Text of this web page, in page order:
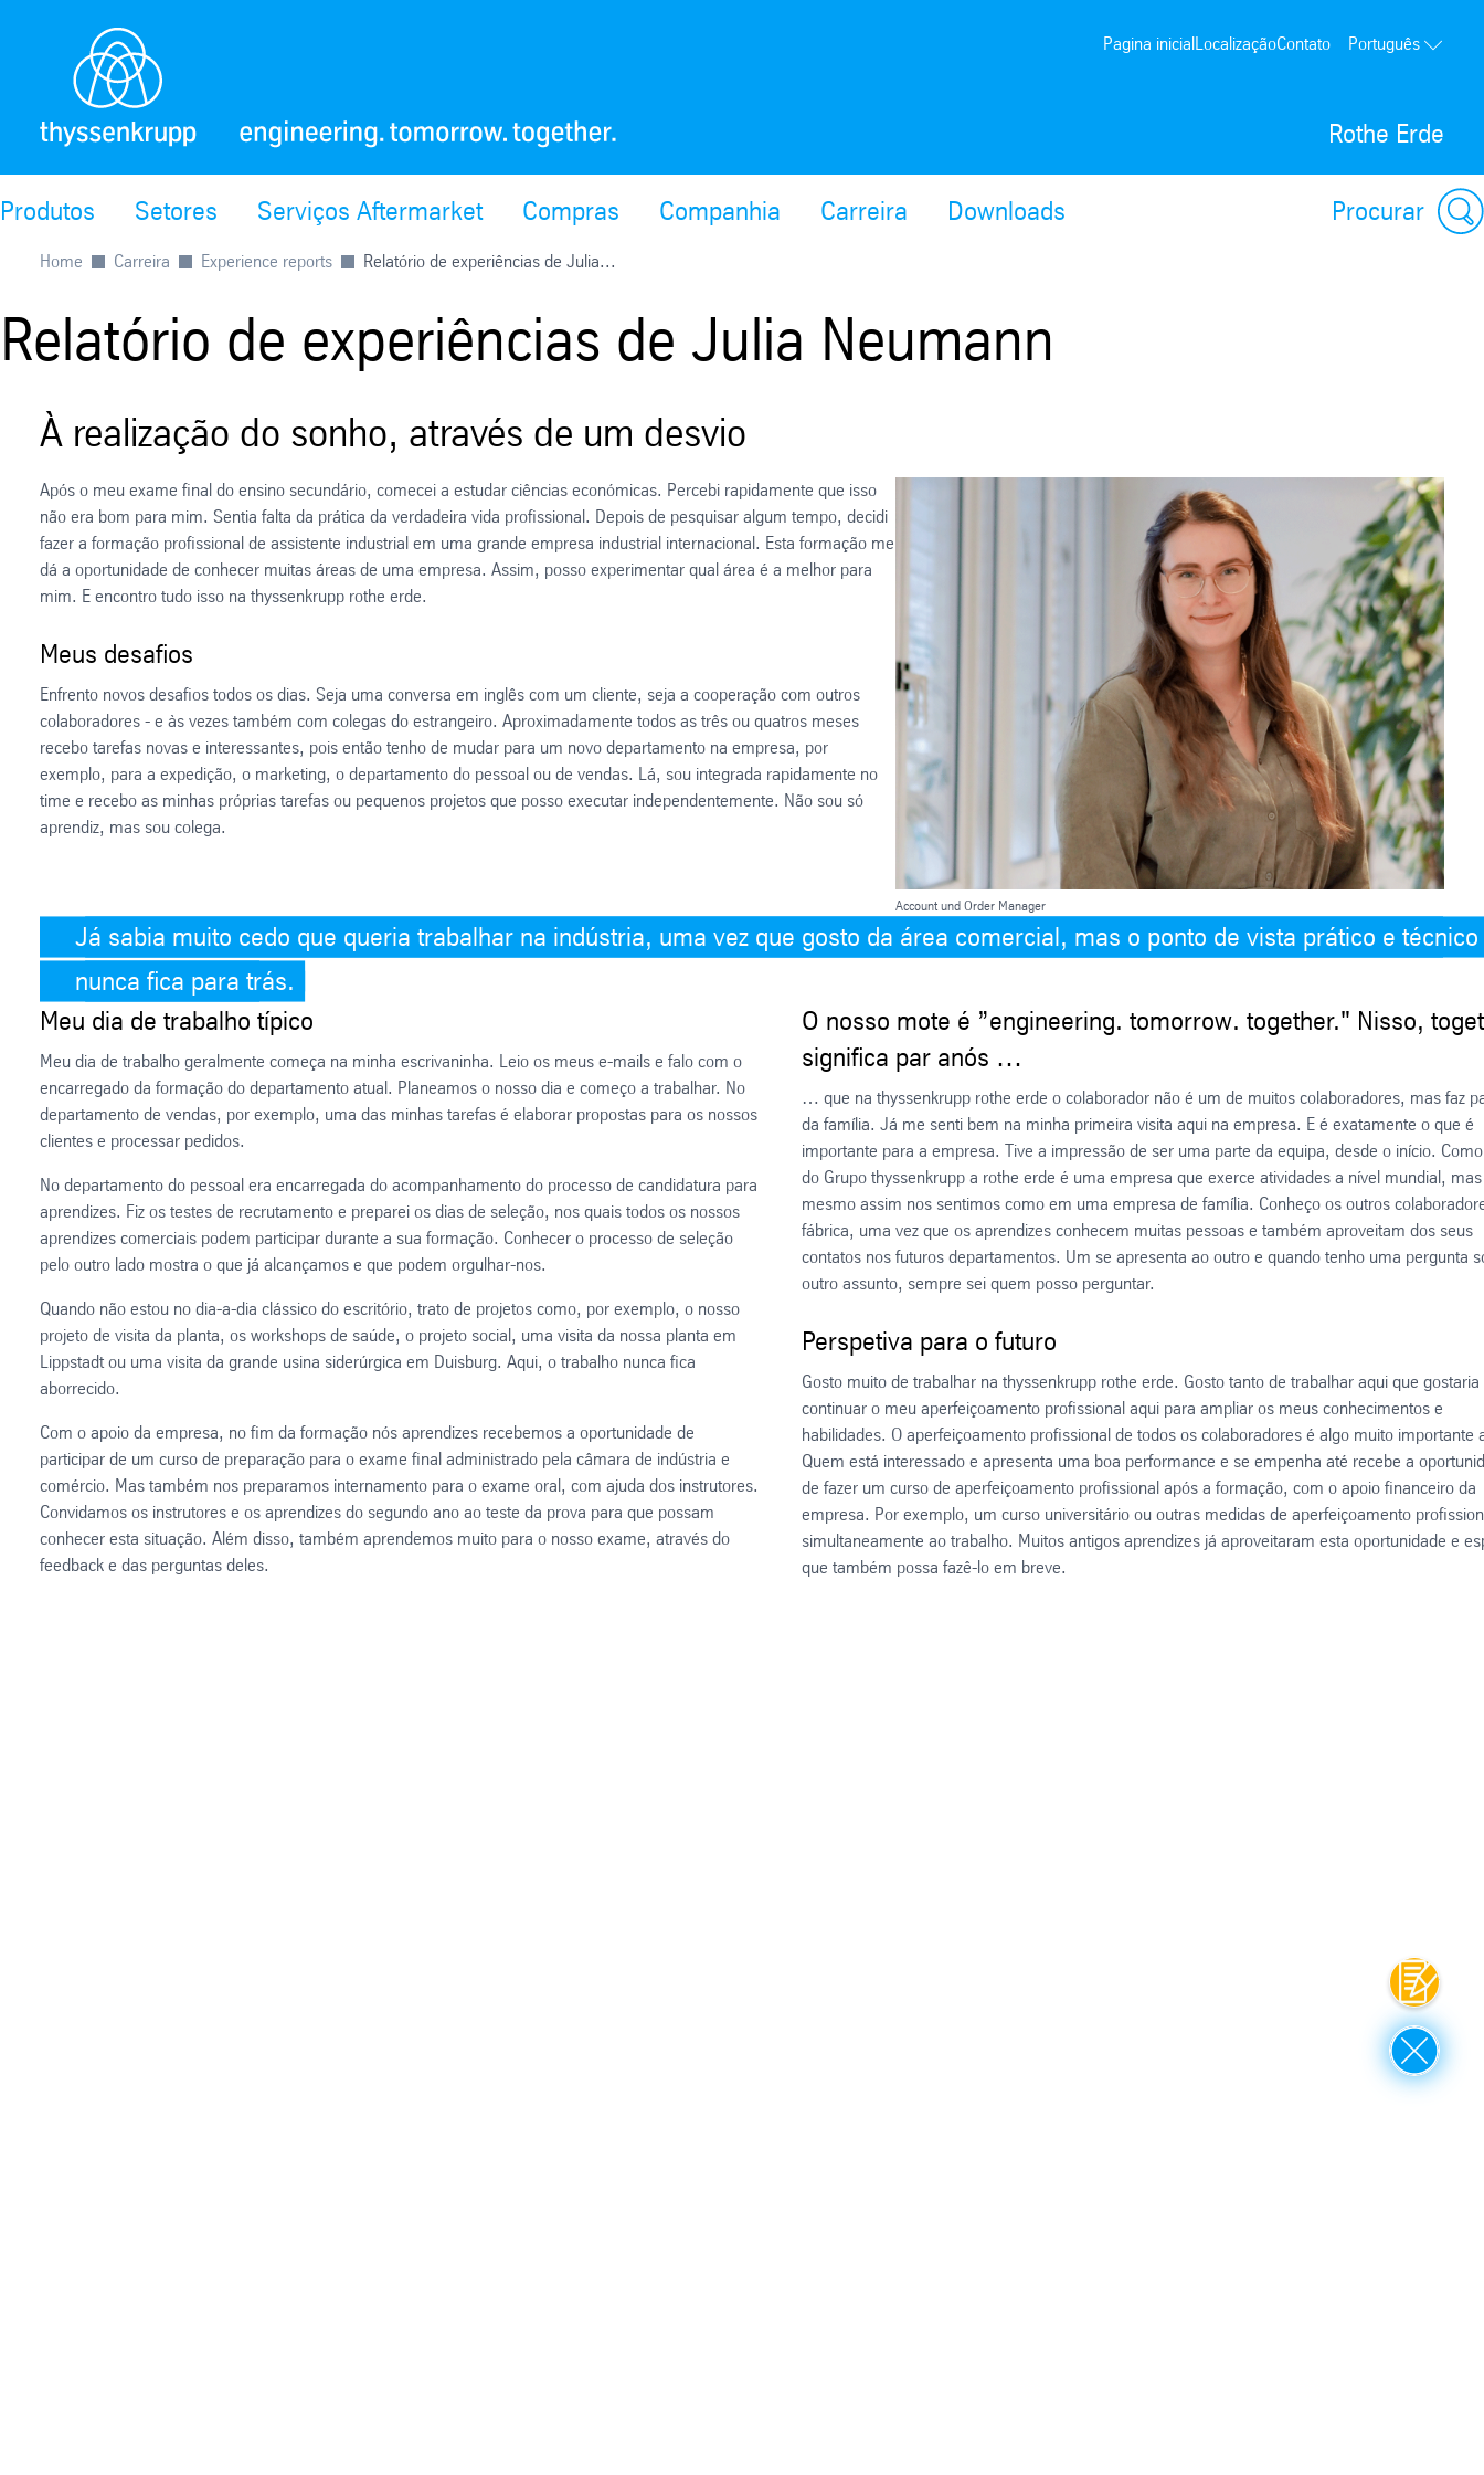
Rothe Erde
Pagina inicialLocalizaçãoContato Português
Produtos Setores Serviços Aftermarket Compras Companhia Carreira Downloads Procurar
Home Carreira Experience reports Relatório de experiências de Julia...
Relatório de experiências de Julia Neumann
À realização do sonho, através de um desvio
Account und Order Manager
Após o meu exame final do ensino secundário, comecei a estudar ciências económicas. Percebi rapidamente que isso
não era bom para mim. Sentia falta da prática da verdadeira vida profissional. Depois de pesquisar algum tempo, decidi
fazer a formação profissional de assistente industrial em uma grande empresa industrial internacional. Esta formação me
dá a oportunidade de conhecer muitas áreas de uma empresa. Assim, posso experimentar qual área é a melhor para
mim. E encontro tudo isso na thyssenkrupp rothe erde.
Meus desafios
Enfrento novos desafios todos os dias. Seja uma conversa em inglês com um cliente, seja a cooperação com outros
colaboradores - e às vezes também com colegas do estrangeiro. Aproximadamente todos as três ou quatros meses
recebo tarefas novas e interessantes, pois então tenho de mudar para um novo departamento na empresa, por
exemplo, para a expedição, o marketing, o departamento do pessoal ou de vendas. Lá, sou integrada rapidamente no
time e recebo as minhas próprias tarefas ou pequenos projetos que posso executar independentemente. Não sou só
aprendiz, mas sou colega.
Já sabia muito cedo que queria trabalhar na indústria, uma vez que gosto da área comercial, mas o ponto de vista prático e técnico
nunca fica para trás.
Meu dia de trabalho típico
Meu dia de trabalho geralmente começa na minha escrivaninha. Leio os meus e-mails e falo com o
encarregado da formação do departamento atual. Planeamos o nosso dia e começo a trabalhar. No
departamento de vendas, por exemplo, uma das minhas tarefas é elaborar propostas para os nossos
clientes e processar pedidos.
No departamento do pessoal era encarregada do acompanhamento do processo de candidatura para
aprendizes. Fiz os testes de recrutamento e preparei os dias de seleção, nos quais todos os nossos
aprendizes comerciais podem participar durante a sua formação. Conhecer o processo de seleção
pelo outro lado mostra o que já alcançamos e que podem orgulhar-nos.
Quando não estou no dia-a-dia clássico do escritório, trato de projetos como, por exemplo, o nosso
projeto de visita da planta, os workshops de saúde, o projeto social, uma visita da nossa planta em
Lippstadt ou uma visita da grande usina siderúrgica em Duisburg. Aqui, o trabalho nunca fica
aborrecido.
Com o apoio da empresa, no fim da formação nós aprendizes recebemos a oportunidade de
participar de um curso de preparação para o exame final administrado pela câmara de indústria e
comércio. Mas também nos preparamos internamento para o exame oral, com ajuda dos instrutores.
Convidamos os instrutores e os aprendizes do segundo ano ao teste da prova para que possam
conhecer esta situação. Além disso, também aprendemos muito para o nosso exame, através do
feedback e das perguntas deles.
O nosso mote é ”engineering. tomorrow. together." Nisso,
significa par anós …
… que na thyssenkrupp rothe erde o colaborador não é um de muitos colaboradores, mas faz
da família. Já me senti bem na minha primeira visita aqui na empresa. E é exatamente o que é
importante para a empresa. Tive a impressão de ser uma parte da equipa, desde o início.
do Grupo thyssenkrupp a rothe erde é uma empresa que exerce atividades a nível mundial, mas
mesmo assim nos sentimos como em uma empresa de família. Conheço os outros
fábrica, uma vez que os aprendizes conhecem muitas pessoas e também aproveitam dos seus
contatos nos futuros departamentos. Um se apresenta ao outro e quando tenho uma pergunta
outro assunto, sempre sei quem posso perguntar.
Perspetiva para o futuro
Gosto muito de trabalhar na thyssenkrupp rothe erde. Gosto tanto de trabalhar aqui que gostaria
continuar o meu aperfeiçoamento profissional aqui para ampliar os meus conhecimentos e
habilidades. O aperfeiçoamento profissional de todos os colaboradores é algo muito importante
Quem está interessado e apresenta uma boa performance e se empenha até recebe a
de fazer um curso de aperfeiçoamento profissional após a formação, com o apoio financeiro da
empresa. Por exemplo, um curso universitário ou outras medidas de aperfeiçoamento
simultaneamente ao trabalho. Muitos antigos aprendizes já aproveitaram esta oportunidade e
que também possa fazê-lo em breve.
Contato
Close